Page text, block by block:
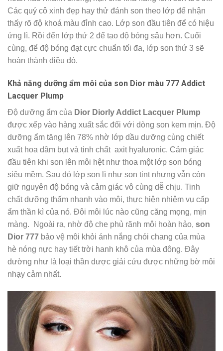
Các quý cô xinh đẹp hay thử đánh son theo lớp để nhận
thấy rõ độ khoá màu đỉnh cao. Lớp son đầu tiên để có hiệu
ứng lì. Rồi đến lớp thứ 2 để tạo độ bóng sâu hơn. Cuối
cùng, để độ bóng đạt cực chuẩn tối đa, lớp son thứ 3 sẽ
hoàn thành điều đó.
Khả năng dưỡng ẩm môi của son Dior màu 777 Addict
Lacquer Plump
Độ dưỡng ẩm của Dior Diorly Addict Lacquer Plump
được xếp vào hàng xuất sắc đối với dòng son kem mịn. Độ
dưỡng ẩm tăng lên 78% nhờ lớp dầu dưỡng cùng chiết
xuất hoa dâm bụt và tinh chất axit hyaluronic. Cảm giác
đầu tiên khi son lên môi hệt như thoa một lớp son bóng
siêu mềm. Sau đó lớp son lì như son tint nhưng vẫn còn
giữ nguyên độ bóng và cảm giác vô cùng dễ chịu. Tinh
chất dưỡng thấm nhanh vào môi, thực hiện nhiệm vụ cấp
ẩm thần kì của nó. Đôi môi lúc nào cũng căng mọng, mịn
màng. Ngoài ra, nhờ độ che phủ rãnh môi hoàn hảo, son
Dior 777 bảo vệ môi khỏi ánh nắng chói chang của mùa
hè nóng nực hay tiết trời hanh khô của mùa đông. Đây
dường như là loại thần dược giải cứu được những bờ môi
nhạy cảm nhất.